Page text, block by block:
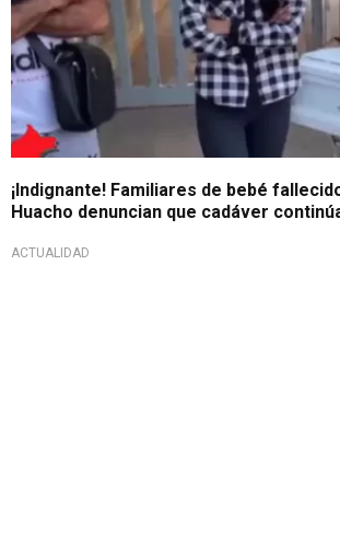
¡Indignante! Familiares de bebé
Huacho denuncian que cadáver
ACTUALIDAD